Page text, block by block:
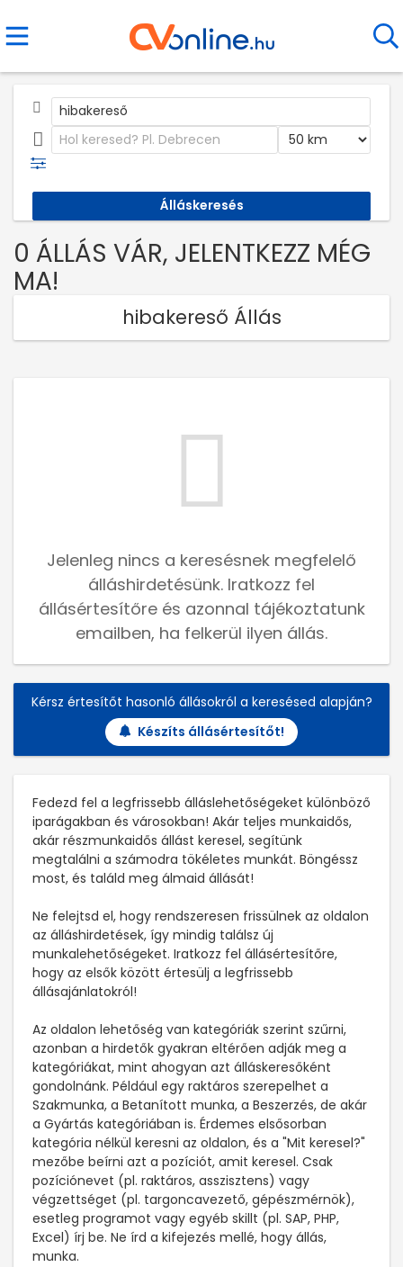
0 ÁLLÁS VÁR, JELENTKEZZ MÉG
MA!
hibakereső Állás
Jelenleg nincs a keresésnek megfelelő
álláshirdetésünk. Iratkozz fel
állásértesítőre és azonnal tájékoztatunk
emailben, ha felkerül ilyen állás.
Kérsz értesítőt hasonló állásokról a keresésed alapján?
Készíts állásértesítőt!
Fedezd fel a legfrissebb álláslehetőségeket különböző
iparágakban és városokban! Akár teljes munkaidős,
akár részmunkaidős állást keresel, segítünk
megtalálni a számodra tökéletes munkát. Böngéssz
most, és találd meg álmaid állását!
Ne felejtsd el, hogy rendszeresen frissülnek az oldalon
az álláshirdetések, így mindig találsz új
munkalehetőségeket. Iratkozz fel állásértesítőre,
hogy az elsők között értesülj a legfrissebb
állásajánlatokról!
Az oldalon lehetőség van kategóriák szerint szűrni,
azonban a hirdetők gyakran eltérően adják meg a
kategóriákat, mint ahogyan azt álláskeresőként
gondolnánk. Például egy raktáros szerepelhet a
Szakmunka, a Betanított munka, a Beszerzés, de akár
a Gyártás kategóriában is. Érdemes elsősorban
kategória nélkül keresni az oldalon, és a "Mit keresel?"
mezőbe beírni azt a pozíciót, amit keresel. Csak
pozíciónevet (pl. raktáros, asszisztens) vagy
végzettséget (pl. targoncavezető, gépészmérnök),
esetleg programot vagy egyéb skillt (pl. SAP, PHP,
Excel) írj be. Ne írd a kifejezés mellé, hogy állás,
munka.